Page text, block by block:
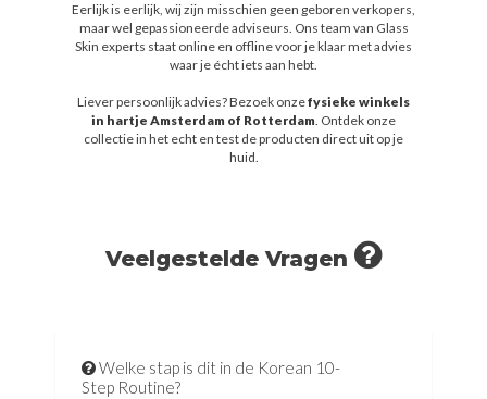
Eerlijk is eerlijk, wij zijn misschien geen geboren verkopers,
maar wel gepassioneerde adviseurs. Ons team van Glass
Skin experts staat online en offline voor je klaar met advies
waar je écht iets aan hebt.
Liever persoonlijk advies? Bezoek onzefysieke winkels
in hartje Amsterdam of Rotterdam. Ontdek onze
collectie in het echt en test de producten direct uit op je
huid.
Veelgestelde Vragen
Welke stap is dit in de Korean 10-
Step Routine?